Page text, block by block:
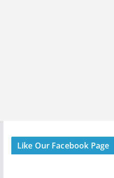
Like Our Facebook Page